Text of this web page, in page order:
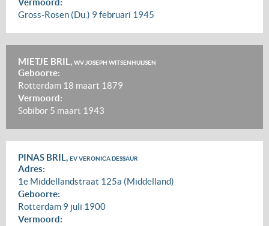
Gross-Rosen (Du.) 9 februari 1945
MIETJE BRIL, WV JOSEPH WITSENHUIJSEN
Geboorte:
Rotterdam 18 maart 1879
Vermoord:
Sobibor 5 maart 1943
PINAS BRIL, EV VERONICA DESSAUR
Adres:
1e Middellandstraat 125a (Middelland)
Geboorte:
Rotterdam 9 juli 1900
Vermoord: